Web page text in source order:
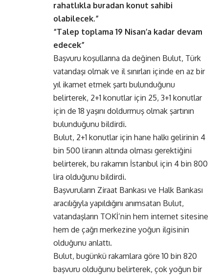
rahatlıkla buradan konut sahibi
olabilecek.”
“Talep toplama 19 Nisan’a kadar devam
edecek”
Başvuru koşullarına da değinen Bulut, Türk
vatandaşı olmak ve il sınırları içinde en az bir
yıl ikamet etmek şartı bulunduğunu
belirterek, 2+1 konutlar için 25, 3+1 konutlar
için de 18 yaşını doldurmuş olmak şartının
bulunduğunu bildirdi.
Bulut, 2+1 konutlar için hane halkı gelirinin 4
bin 500 liranın altında olması gerektiğini
belirterek, bu rakamın İstanbul için 4 bin 800
lira olduğunu bildirdi.
Başvuruların Ziraat Bankası ve Halk Bankası
aracılığıyla yapıldığını anımsatan Bulut,
vatandaşların TOKİ’nin hem internet sitesine
hem de çağrı merkezine yoğun ilgisinin
olduğunu anlattı.
Bulut, bugünkü rakamlara göre 10 bin 820
başvuru olduğunu belirterek, çok yoğun bir